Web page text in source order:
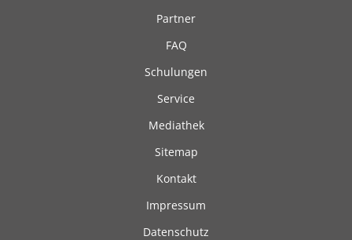
Partner
FAQ
Schulungen
Service
Mediathek
Sitemap
Kontakt
Impressum
Datenschutz